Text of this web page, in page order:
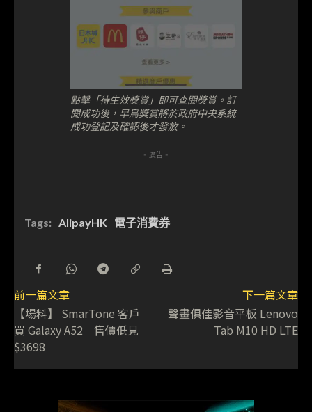
點擊「待生效獎賞」即可查閱獎賞。訂
閱成功後，早鳥獎賞將於政府中央系統
成功登記及確認後才發放。
- 廣告 -
Tags: AlipayHK 電子消費券
前一篇文章
【場料】 SmarTone 客戶
買 Galaxy A52 售價低見
$3698
下一篇文章
聲畫俱佳影音平板 Lenovo
Tab M10 HD LTE